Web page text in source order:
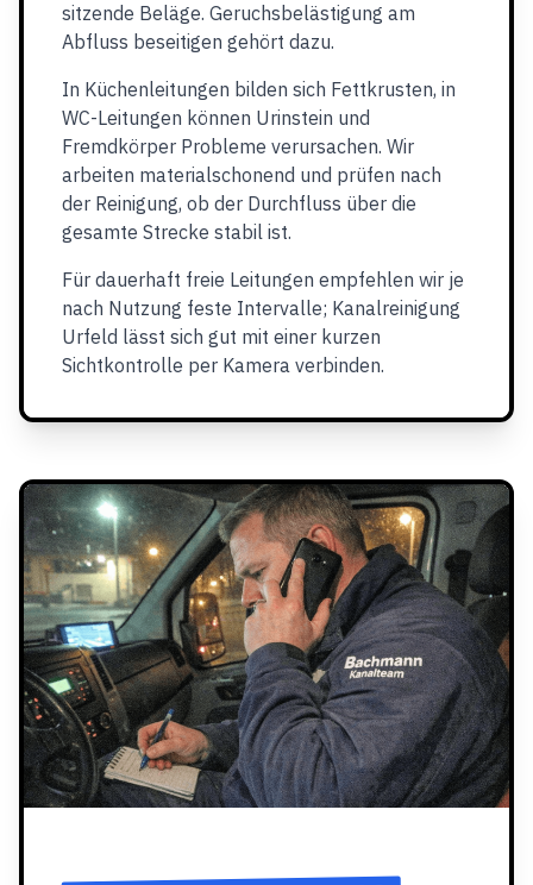
sitzende Beläge. Geruchsbelästigung am
Abfluss beseitigen gehört dazu.
In Küchenleitungen bilden sich Fettkrusten, in
WC-Leitungen können Urinstein und
Fremdkörper Probleme verursachen. Wir
arbeiten materialschonend und prüfen nach
der Reinigung, ob der Durchfluss über die
gesamte Strecke stabil ist.
Für dauerhaft freie Leitungen empfehlen wir je
nach Nutzung feste Intervalle; Kanalreinigung
Urfeld lässt sich gut mit einer kurzen
Sichtkontrolle per Kamera verbinden.